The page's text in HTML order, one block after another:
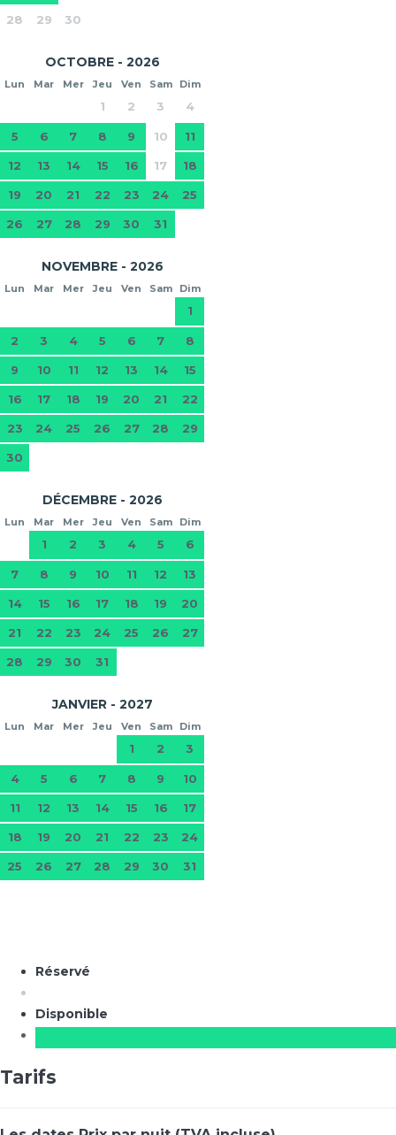
28 29 30
OCTOBRE - 2026
Lun Mar Mer Jeu Ven Sam Dim
1 2 3 4
5 6 7 8 9 10 11
12 13 14 15 16 17 18
19 20 21 22 23 24 25
26 27 28 29 30 31
NOVEMBRE - 2026
Lun Mar Mer Jeu Ven Sam Dim
1
2 3 4 5 6 7 8
9 10 11 12 13 14 15
16 17 18 19 20 21 22
23 24 25 26 27 28 29
30
DÉCEMBRE - 2026
Lun Mar Mer Jeu Ven Sam Dim
1 2 3 4 5 6
7 8 9 10 11 12 13
14 15 16 17 18 19 20
21 22 23 24 25 26 27
28 29 30 31
JANVIER - 2027
Lun Mar Mer Jeu Ven Sam Dim
1 2 3
4 5 6 7 8 9 10
11 12 13 14 15 16 17
18 19 20 21 22 23 24
25 26 27 28 29 30 31
Réservé
Disponible
Tarifs